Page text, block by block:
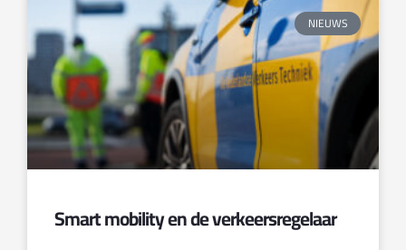
NIEUWS
Smart mobility en de verkeersregelaar